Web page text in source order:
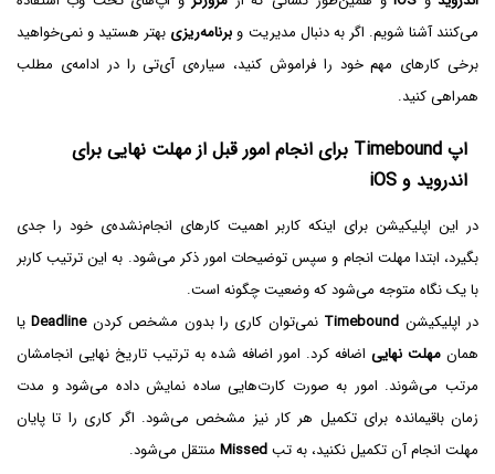
می‌کنند آشنا شویم. اگر به دنبال مدیریت و برنامه‌ریزی بهتر هستید و نمی‌خواهید
برخی کارهای مهم خود را فراموش کنید، سیاره‌ی آی‌تی را در ادامه‌ی مطلب
همراهی کنید.
اپ Timebound برای انجام امور قبل از مهلت نهایی برای
اندروید و iOS
در این اپلیکیشن برای اینکه کاربر اهمیت کارهای انجام‌نشده‌ی خود را جدی
بگیرد، ابتدا مهلت انجام و سپس توضیحات امور ذکر می‌شود. به این ترتیب کاربر
با یک نگاه متوجه می‌شود که وضعیت چگونه است.
در اپلیکیشن Timebound نمی‌توان کاری را بدون مشخص کردنDeadlineیا
همان مهلت نهاییاضافه کرد. امور اضافه شده به ترتیب تاریخ نهایی انجامشان
مرتب می‌شوند. امور به صورت کارت‌هایی ساده نمایش داده می‌شود و مدت
زمان باقیمانده برای تکمیل هر کار نیز مشخص می‌شود. اگر کاری را تا پایان
مهلت انجام آن تکمیل نکنید، به تبMissed منتقل می‌شود.